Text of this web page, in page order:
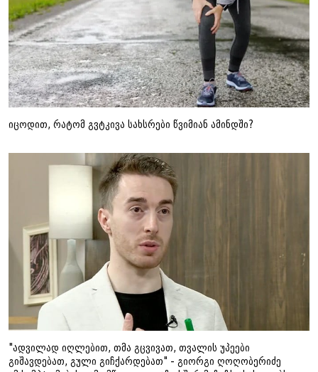
იცოდით, რატომ გვტკივა სახსრები წვიმიან ამინდში?
"ადვილად იღლებით, თმა გცვივათ, თვალის უპეები
გიშავდებათ, გული გიჩქარდებათ" - გიორგი ღოღობერიძე